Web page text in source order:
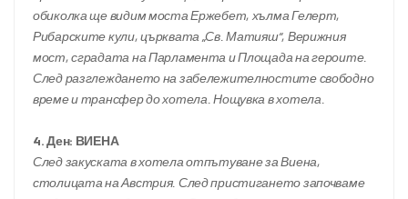
обиколка ще видим моста Ержебет, хълма Гелерт,
Рибарските кули, църквата „Св. Матияш“, Верижния
мост, сградата на Парламента и Площада на героите.
След разглеждането на забележителностите свободно
време и трансфер до хотела. Нощувка в хотела.
4. Ден: ВИЕНА
След закуската в хотела отпътуване за Виена,
столицата на Австрия. След пристигането започваме